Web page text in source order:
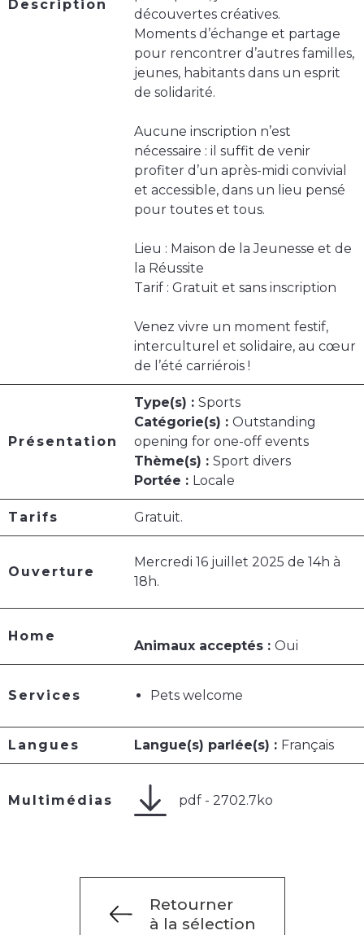
Description
découvertes créatives.
Moments d’échange et partage
pour rencontrer d’autres familles,
jeunes, habitants dans un esprit
de solidarité.
Aucune inscription n’est
nécessaire : il suffit de venir
profiter d’un après-midi convivial
et accessible, dans un lieu pensé
pour toutes et tous.
Lieu : Maison de la Jeunesse et de
la Réussite
Tarif : Gratuit et sans inscription
Venez vivre un moment festif,
interculturel et solidaire, au cœur
de l’été carriérois !
Présentation
Type(s) : Sports
Catégorie(s) : Outstanding
opening for one-off events
Thème(s) : Sport divers
Portée : Locale
Tarifs Gratuit.
Ouverture
Mercredi 16 juillet 2025 de 14h à
18h.
Home
Animaux acceptés : Oui
Services Pets welcome
Langues Langue(s) parlée(s) : Français
Multimédias pdf - 2702.7ko
Retourner
à la sélection